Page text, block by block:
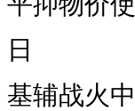
日
基辅战火